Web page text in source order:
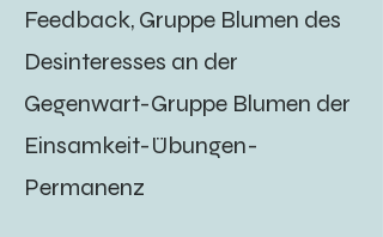
Feedback, Gruppe Blumen des
Desinteresses an der
Gegenwart-Gruppe Blumen der
Einsamkeit-Übungen-
Permanenz